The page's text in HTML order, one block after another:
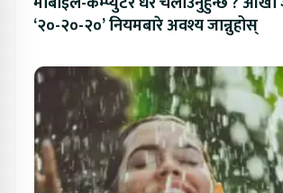
‘२०-२०-२०’ नियमबारे अवश्य जान्नुहोस्